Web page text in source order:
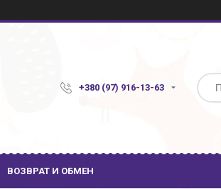
+380 (97) 916-13-63
ВОЗВРАТ И ОБМЕН